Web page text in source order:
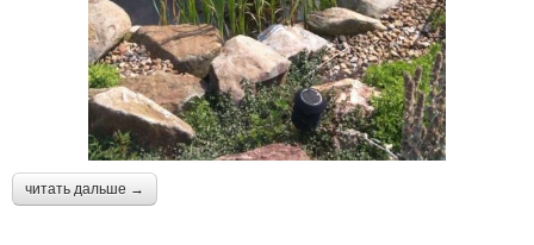
читать дальше →